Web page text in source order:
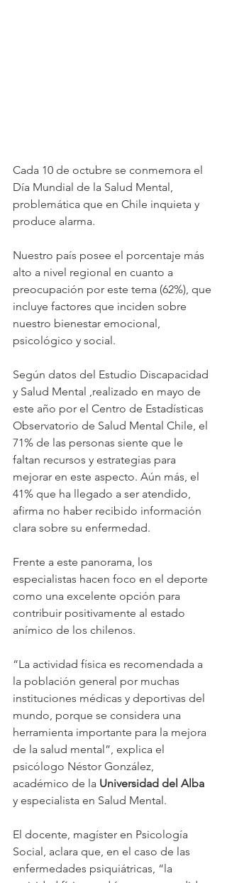
Cada 10 de octubre se conmemora el
Día Mundial de la Salud Mental,
problemática que en Chile inquieta y
produce alarma.
Nuestro país posee el porcentaje más
alto a nivel regional en cuanto a
preocupación por este tema (62%), que
incluye factores que inciden sobre
nuestro bienestar emocional,
psicológico y social.
Según datos del Estudio Discapacidad
y Salud Mental ,realizado en mayo de
este año por el Centro de Estadísticas
Observatorio de Salud Mental Chile, el
71% de las personas siente que le
faltan recursos y estrategias para
mejorar en este aspecto. Aún más, el
41% que ha llegado a ser atendido,
afirma no haber recibido información
clara sobre su enfermedad.
Frente a este panorama, los
especialistas hacen foco en el deporte
como una excelente opción para
contribuir positivamente al estado
anímico de los chilenos.
“La actividad física es recomendada a
la población general por muchas
instituciones médicas y deportivas del
mundo, porque se considera una
herramienta importante para la mejora
de la salud mental”, explica el
psicólogo Néstor González,
académico de la Universidad del Alba
y especialista en Salud Mental.
El docente, magíster en Psicología
Social, aclara que, en el caso de las
enfermedades psiquiátricas, “la